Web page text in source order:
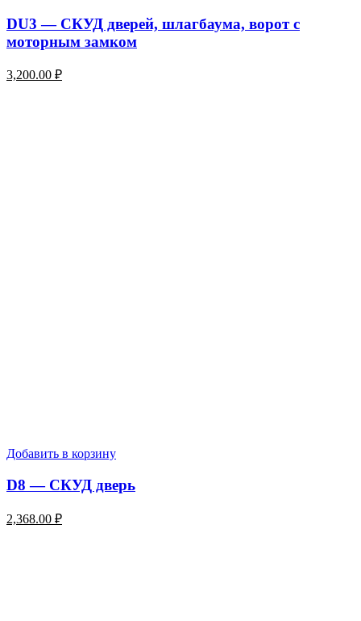
DU3 — СКУД дверей, шлагбаума, ворот с
моторным замком
3,200.00 ₽
Добавить в корзину
D8 — СКУД дверь
2,368.00 ₽